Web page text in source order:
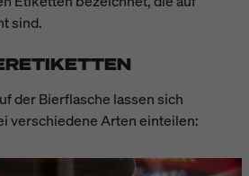
sind.
der Bierflasche lassen sich
verschiedene Arten einteilen: